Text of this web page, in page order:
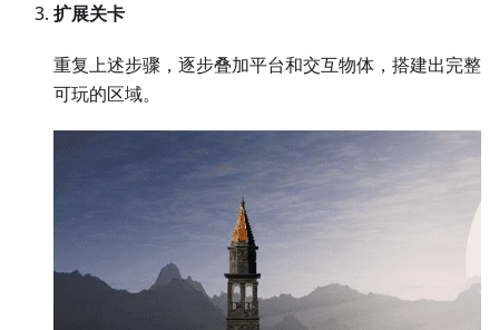
扩展关卡
重复上述步骤，逐步叠加平台和交互物体，搭建出完整
可玩的区域。